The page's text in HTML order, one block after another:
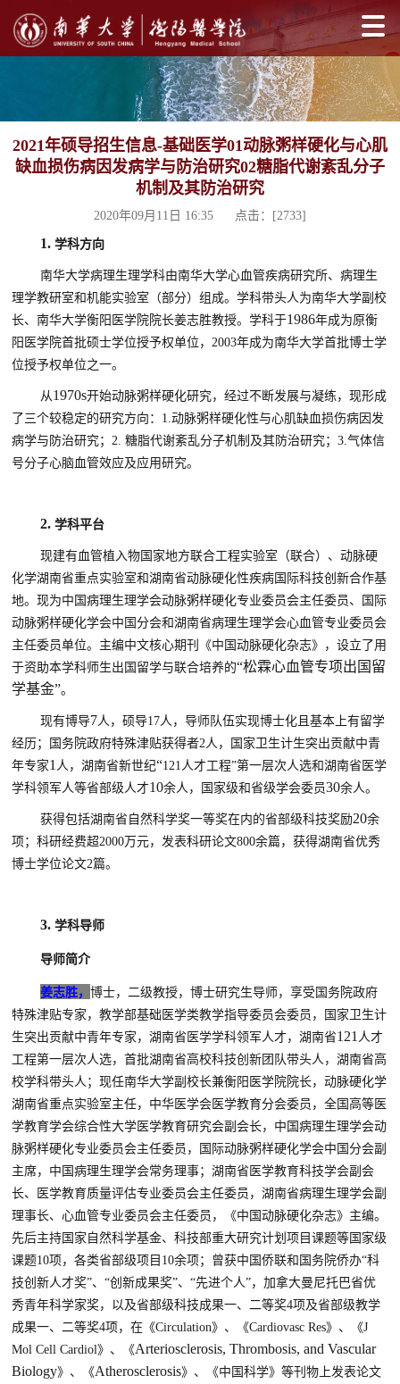
2021年硕导招生信息-基础医学01动脉粥样硬化与心肌
缺血损伤病因发病学与防治研究02糖脂代谢紊乱分子
机制及其防治研究
2020年09月11日 16:35 点击：[2733]
1.学科方向
南华大学病理生理学科由南华大学心血管疾病研究所、病理生
理学教研室和机能实验室（部分）组成。学科带头人为南华大学副校
长、南华大学衡阳医学院院长姜志胜教授。学科于1986年成为原衡
阳医学院首批硕士学位授予权单位， 2003年成为南华大学首批博士学
位授予权单位之一。
从 1970s开始动脉粥样硬化研究，经过不断发展与凝练，现形成
了三个较稳定的研究方向： 1.动脉粥样硬化性与心肌缺血损伤病因发
病学与防治研究； 2.糖脂代谢紊乱分子机制及其防治研究；3.气体信
号分子心脑血管效应及应用研究。
2.学科平台
现建有血管植入物国家地方联合工程实验室（联合）、动脉硬
化学湖南省重点实验室和湖南省动脉硬化性疾病国际科技创新合作基
地。现为中国病理生理学会动脉粥样硬化专业委员会主任委员、国际
动脉粥样硬化学会中国分会和湖南省病理生理学会心血管专业委员会
主任委员单位。主编中文核心期刊《中国动脉硬化杂志》 ，设立了用
于资助本学科师生出国留学与联合培养的“松霖心血管专项出国留
学基金”。
现有博导7人，硕导17人，导师队伍实现博士化且基本上有留学
经历；国务院政府特殊津贴获得者2 人，
国家卫生计生突出贡献中青
年专家1 人，湖南省新世纪“121 人才工程”第一层次人选和湖南省医学
学科领军人等省部级人才10余人 ，国家级和省级学会委员30余人。
获得包括湖南省自然科学奖一等奖在内的省部级科技奖励20余
项；科研经费超2000 万元，发表科研论文800余篇，获得湖南省优秀
博士学位论文2篇。
3.学科导师
导师简介
姜志胜，博士，二级教授，博士研究生导师，享受国务院政府
特殊津贴专家，教学部基础医学类教学指导委员会委员，国家卫生计
生突出贡献中青年专家，湖南省医学学科领军人才，湖南省121 人才
工程第一层次人选，首批湖南省高校科技创新团队带头人，湖南省高
校学科带头人；现任南华大学副校长兼衡阳医学院院长，动脉硬化学
湖南省重点实验室主任，中华医学会医学教育分会委员，全国高等医
学教育学会综合性大学医学教育研究会副会长，中国病理生理学会动
脉粥样硬化专业委员会主任委员，国际动脉粥样硬化学会中国分会副
主席，中国病理生理学会常务理事；湖南省医学教育科技学会副会
长、医学教育质量评估专业委员会主任委员，湖南省病理生理学会副
理事长、心血管专业委员会主任委员，《中国动脉硬化杂志》主编。
先后主持国家自然科学基金、科技部重大研究计划项目课题等国家级
课题10项，各类省部级项目 10余项；曾获中国侨联和国务院侨办“科
技创新人才奖”、“创新成果奖”、“先进个人”，加拿大曼尼托巴省优
秀青年科学家奖，以及省部级科技成果一、二等奖4项及省部级教学
成果一、二等奖4项，在《Circulation》、《Cardiovasc Res》、《J
Mol Cell Cardiol 》、《Arteriosclerosis, Thrombosis, and Vascular
Biology》、《Atherosclerosis》、《中国科学》等刊物上发表论文